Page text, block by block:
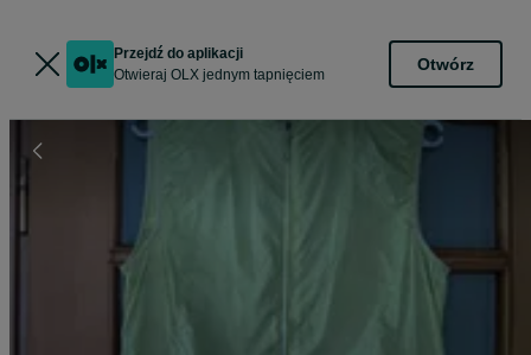
Przejdź do aplikacji
Otwieraj OLX jednym tapnięciem
Otwórz